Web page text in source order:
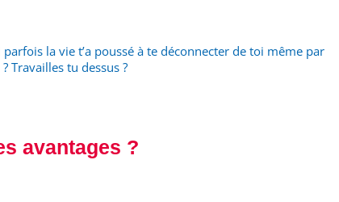
la vie t’a poussé à te déconnecter de toi même par
Travailles tu dessus ?
avantages ?